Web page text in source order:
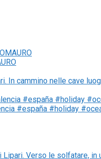
In cammino nelle cave
#españa #holiday